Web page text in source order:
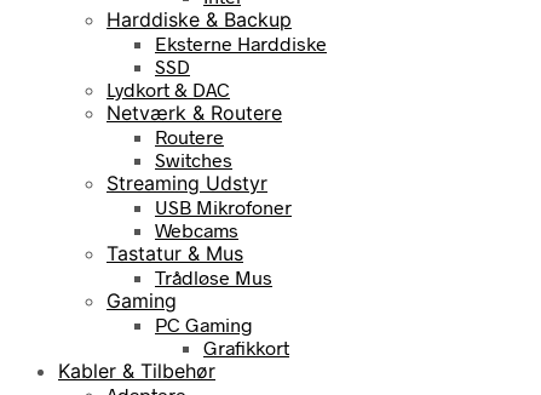
Harddiske & Backup
Eksterne Harddiske
SSD
Lydkort & DAC
Netværk & Routere
Routere
Switches
Streaming Udstyr
USB Mikrofoner
Webcams
Tastatur & Mus
Trådløse Mus
Gaming
PC Gaming
Grafikkort
Kabler & Tilbehør